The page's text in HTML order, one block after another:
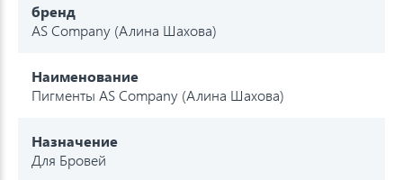
бренд
AS Company (Алина Шахова)
Наименование
Пигменты AS Company (Алина Шахова)
Назначение
Для Бровей